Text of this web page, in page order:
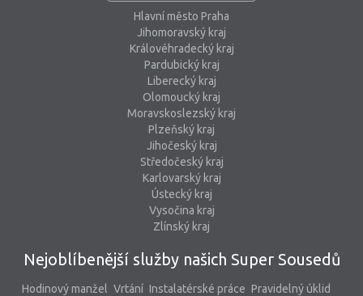
Hlavní město Praha
Jihomoravský kraj
Královéhradecký kraj
Pardubický kraj
Liberecký kraj
Olomoucký kraj
Moravskoslezský kraj
Plzeňský kraj
Jihočeský kraj
Středočeský kraj
Karlovarský kraj
Ústecký kraj
Vysočina kraj
Zlínský kraj
Nejoblíbenější služby našich Super Sousedů
Hodinový manžel Vrtání Instalatérské práce Pravidelný úklid